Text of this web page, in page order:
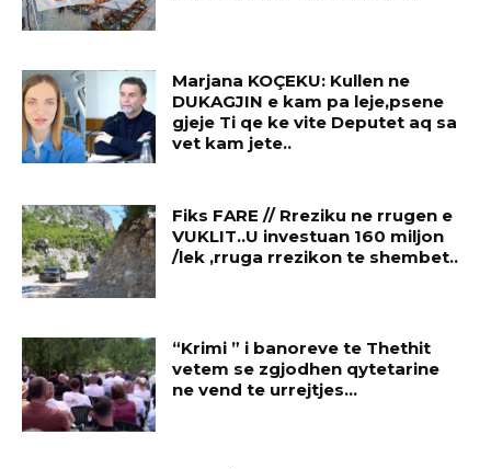
Marjana KOÇEKU: Kullen ne
DUKAGJIN e kam pa leje,psene
gjeje Ti qe ke vite Deputet aq sa
vet kam jete..
Fiks FARE // Rreziku ne rrugen e
VUKLIT..U investuan 160 miljon
/lek ,rruga rrezikon te shembet..
“Krimi ” i banoreve te Thethit
vetem se zgjodhen qytetarine
ne vend te urrejtjes…